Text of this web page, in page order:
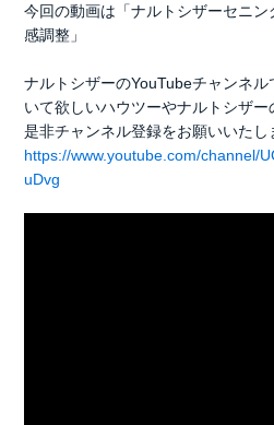
今回の動画は「ナルトシザーセニ
感調整」
ナルトシザーのYouTubeチャンネ
いて欲しいハウツーやナルトシザー
是非チャンネル登録をお願いいたし
https://www.youtube.com/channel/
uDvg